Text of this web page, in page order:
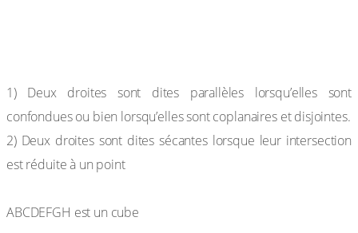
1) Deux droites sont dites parallèles lorsqu’elles sont
confondues ou bien lorsqu’elles sont coplanaires et disjointes.
2) Deux droites sont dites sécantes lorsque leur intersection
est réduite à un point
ABCDEFGH est un cube